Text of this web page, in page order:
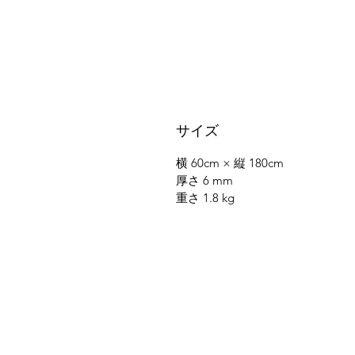
サイズ
横 60cm × 縦 180cm
厚さ 6 mm
重さ 1.8 kg